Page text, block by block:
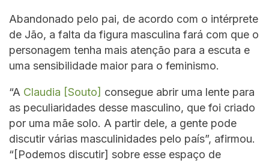
Abandonado pelo pai, de acordo com o intérprete
de Jão, a falta da figura masculina fará com que o
personagem tenha mais atenção para a escuta e
uma sensibilidade maior para o feminismo.
“A Claudia [Souto] consegue abrir uma lente para
as peculiaridades desse masculino, que foi criado
por uma mãe solo. A partir dele, a gente pode
discutir várias masculinidades pelo país”, afirmou.
“[Podemos discutir] sobre esse espaço de